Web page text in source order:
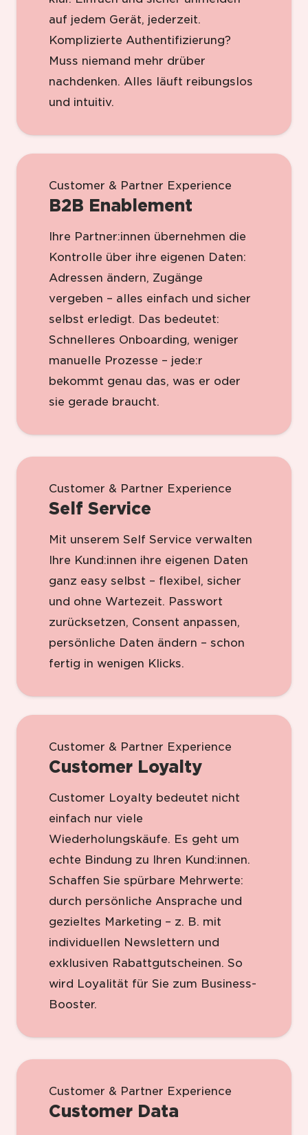
auf jedem Gerät, jederzeit.
Komplizierte Authentifizierung?
Muss niemand mehr drüber
nachdenken. Alles läuft reibungslos
und intuitiv.
Customer & Partner Experience
B2B Enablement
Ihre Partner:innen übernehmen die
Kontrolle über ihre eigenen Daten:
Adressen ändern, Zugänge
vergeben – alles einfach und sicher
selbst erledigt. Das bedeutet:
Schnelleres Onboarding, weniger
manuelle Prozesse – jede:r
bekommt genau das, was er oder
sie gerade braucht.
Customer & Partner Experience
Self Service
Mit unserem Self Service verwalten
Ihre Kund:innen ihre eigenen Daten
ganz easy selbst – flexibel, sicher
und ohne Wartezeit. Passwort
zurücksetzen, Consent anpassen,
persönliche Daten ändern – schon
fertig in wenigen Klicks.
Customer & Partner Experience
Customer Loyalty
Customer Loyalty bedeutet nicht
einfach nur viele
Wiederholungskäufe. Es geht um
echte Bindung zu Ihren Kund:innen.
Schaffen Sie spürbare Mehrwerte:
durch persönliche Ansprache und
gezieltes Marketing – z. B. mit
individuellen Newslettern und
exklusiven Rabattgutscheinen. So
wird Loyalität für Sie zum Business-
Booster.
Customer & Partner Experience
Customer Data